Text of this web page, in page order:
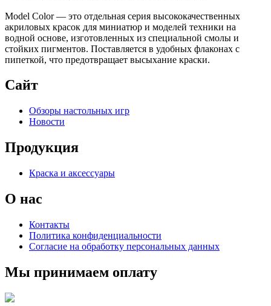
Model Color — это отдельная серия высококачественных
акриловых красок для миниатюр и моделей техники на
водной основе, изготовленных из специальной смолы и
стойких пигментов. Поставляется в удобных флаконах с
пипеткой, что предотвращает высыхание краски.
Сайт
Обзоры настольных игр
Новости
Продукция
Краска и аксессуары
О нас
Контакты
Политика конфиденциальности
Согласие на обработку персональных данных
Мы принимаем оплату